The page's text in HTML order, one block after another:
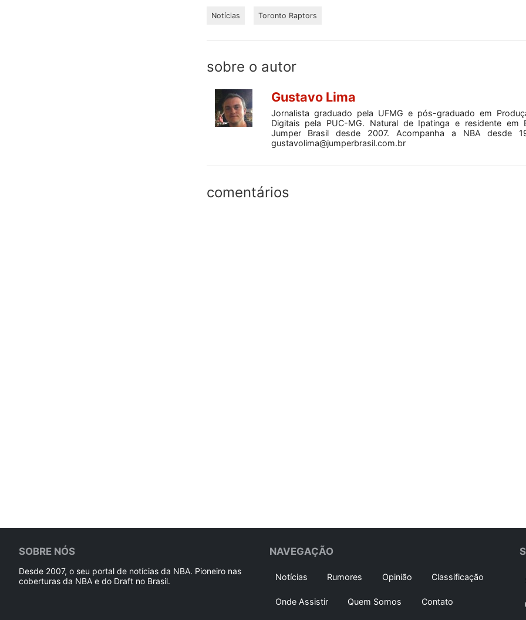
Notícias Toronto Raptors
sobre o autor
Gustavo Lima
Jornalista graduado pela UFMG e pós-graduado em
Digitais pela PUC-MG. Natural de Ipatinga e residente em
Jumper Brasil desde 2007. Acompanha a NBA desde
gustavolima@jumperbrasil.com.br
comentários
SOBRE NÓS
Desde 2007, o seu portal de notícias da NBA. Pioneiro nas
coberturas da NBA e do Draft no Brasil.
NAVEGAÇÃO
Notícias Rumores Opinião Classificação
Onde Assistir Quem Somos Contato